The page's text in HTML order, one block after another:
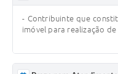
- Contribuinte que
imóvel para realização de